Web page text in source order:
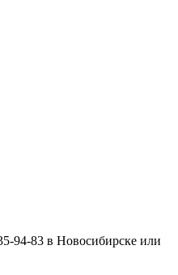
94-83 в Новосибирске или